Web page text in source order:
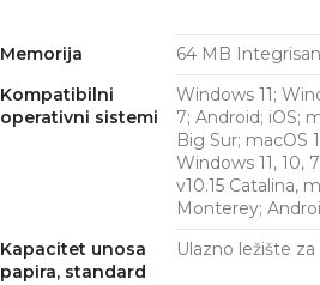
Memorija
64 MB
Kompatibilni
operativni sistemi
Windows 11;
7; Android; iOS;
Big Sur; macOS
Windows 11, 10,
v10.15 Catalina,
Monterey;
Kapacitet unosa
papira, standard
Ulazno ležište